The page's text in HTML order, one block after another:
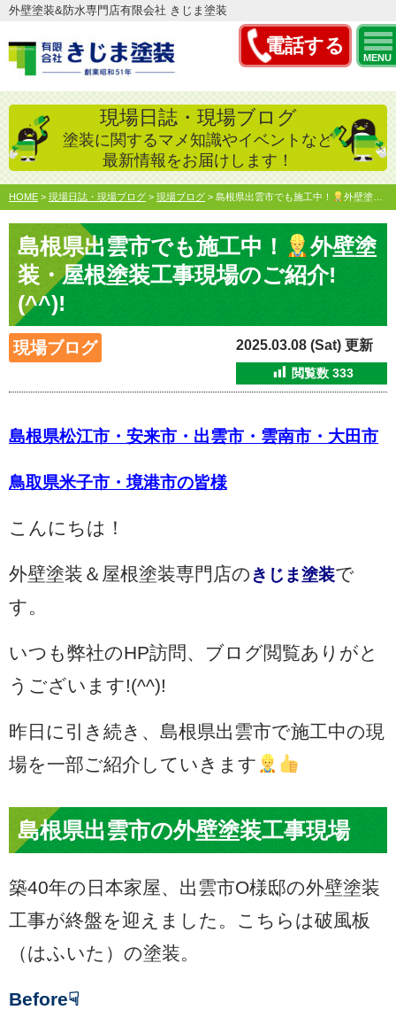
電話する
MENU
外壁塗装&防水専門店有限会社 きじま塗装
現場日誌・現場ブログ
塗装に関するマメ知識やイベントなど
最新情報をお届けします！
HOME > 現場日誌・現場ブログ > 現場ブログ > 島根県出雲市でも施工中！ 外壁塗装・屋根塗装工事現場のご紹…
島根県出雲市でも施工中！
外壁塗
装・屋根塗装工事現場のご紹介!
(^^)!
現場ブログ 2025.03.08 (Sat) 更新
閲覧数 333
島根県松江市・安来市・出雲市・雲南市・大田市
鳥取県米子市・境港市の皆様
こんにちは！
外壁塗装＆屋根塗装専門店の きじま塗装で
す。
いつも弊社のHP訪問、ブログ閲覧ありがと
うございます!(^^)!
昨日に引き続き、島根県出雲市で施工中の現
場を一部ご紹介していきます
島根県出雲市の外壁塗装工事現場
築40年の日本家屋、出雲市O様邸の外壁塗装
工事が終盤を迎えました。こちらは破風板
（はふいた）の塗装。
Before☟